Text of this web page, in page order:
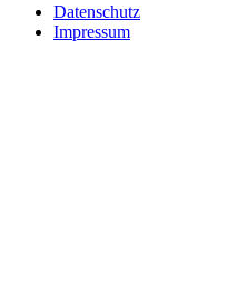
Datenschutz
Impressum